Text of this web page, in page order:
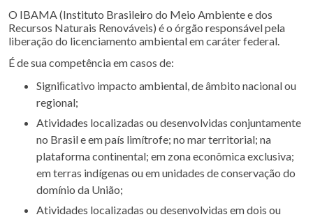
O IBAMA (Instituto Brasileiro do Meio Ambiente e dos
Recursos Naturais Renováveis) é o órgão responsável pela
liberação do licenciamento ambiental em caráter federal.
É de sua competência em casos de:
Signiﬁcativo impacto ambiental, de âmbito nacional ou
regional;
Atividades localizadas ou desenvolvidas conjuntamente
no Brasil e em país limítrofe; no mar territorial; na
plataforma continental; em zona econômica exclusiva;
em terras indígenas ou em unidades de conservação do
domínio da União;
Atividades localizadas ou desenvolvidas em dois ou